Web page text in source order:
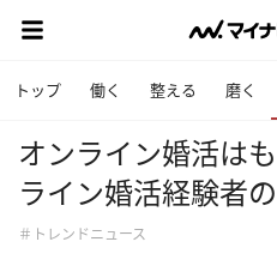
トップ 働く 整える 磨く
オンライン婚活は
ライン婚活経験者
＃トレンドニュース